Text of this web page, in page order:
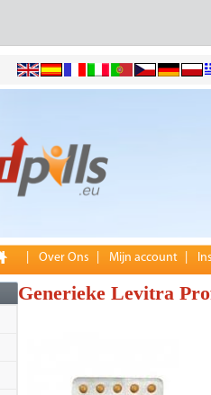
Over Ons Mijn account
Generieke Levitra